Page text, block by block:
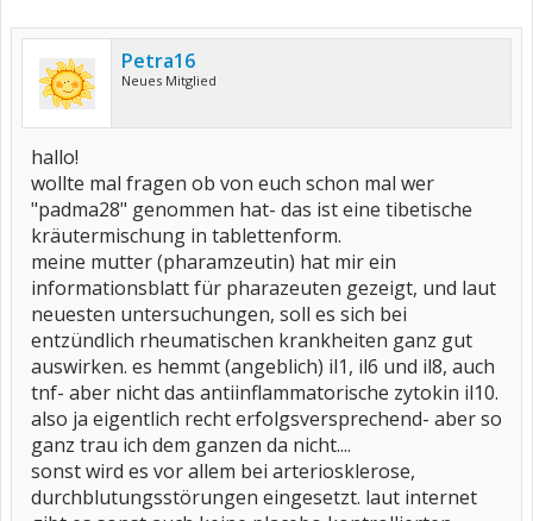
Petra16
Neues Mitglied
hallo!
wollte mal fragen ob von euch schon mal wer
"padma28" genommen hat- das ist eine tibetische
kräutermischung in tablettenform.
meine mutter (pharamzeutin) hat mir ein
informationsblatt für pharazeuten gezeigt, und laut
neuesten untersuchungen, soll es sich bei
entzündlich rheumatischen krankheiten ganz gut
auswirken. es hemmt (angeblich) il1, il6 und il8, auch
tnf- aber nicht das antiinflammatorische zytokin il10.
also ja eigentlich recht erfolgsversprechend- aber so
ganz trau ich dem ganzen da nicht....
sonst wird es vor allem bei arteriosklerose,
durchblutungsstörungen eingesetzt. laut internet